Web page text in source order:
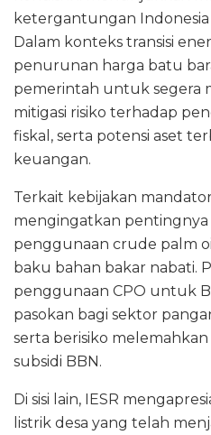
ketergantungan
Dalam konteks transisi
penurunan harga batu
pemerintah untuk segera
mitigasi risiko terhadap
fiskal, serta potensi aset
keuangan.
Terkait kebijakan
mengingatkan
penggunaan crude palm
baku bahan bakar nabati.
penggunaan CPO untuk
pasokan bagi sektor
serta berisiko
subsidi BBN.
Di sisi lain, IESR
listrik desa yang telah